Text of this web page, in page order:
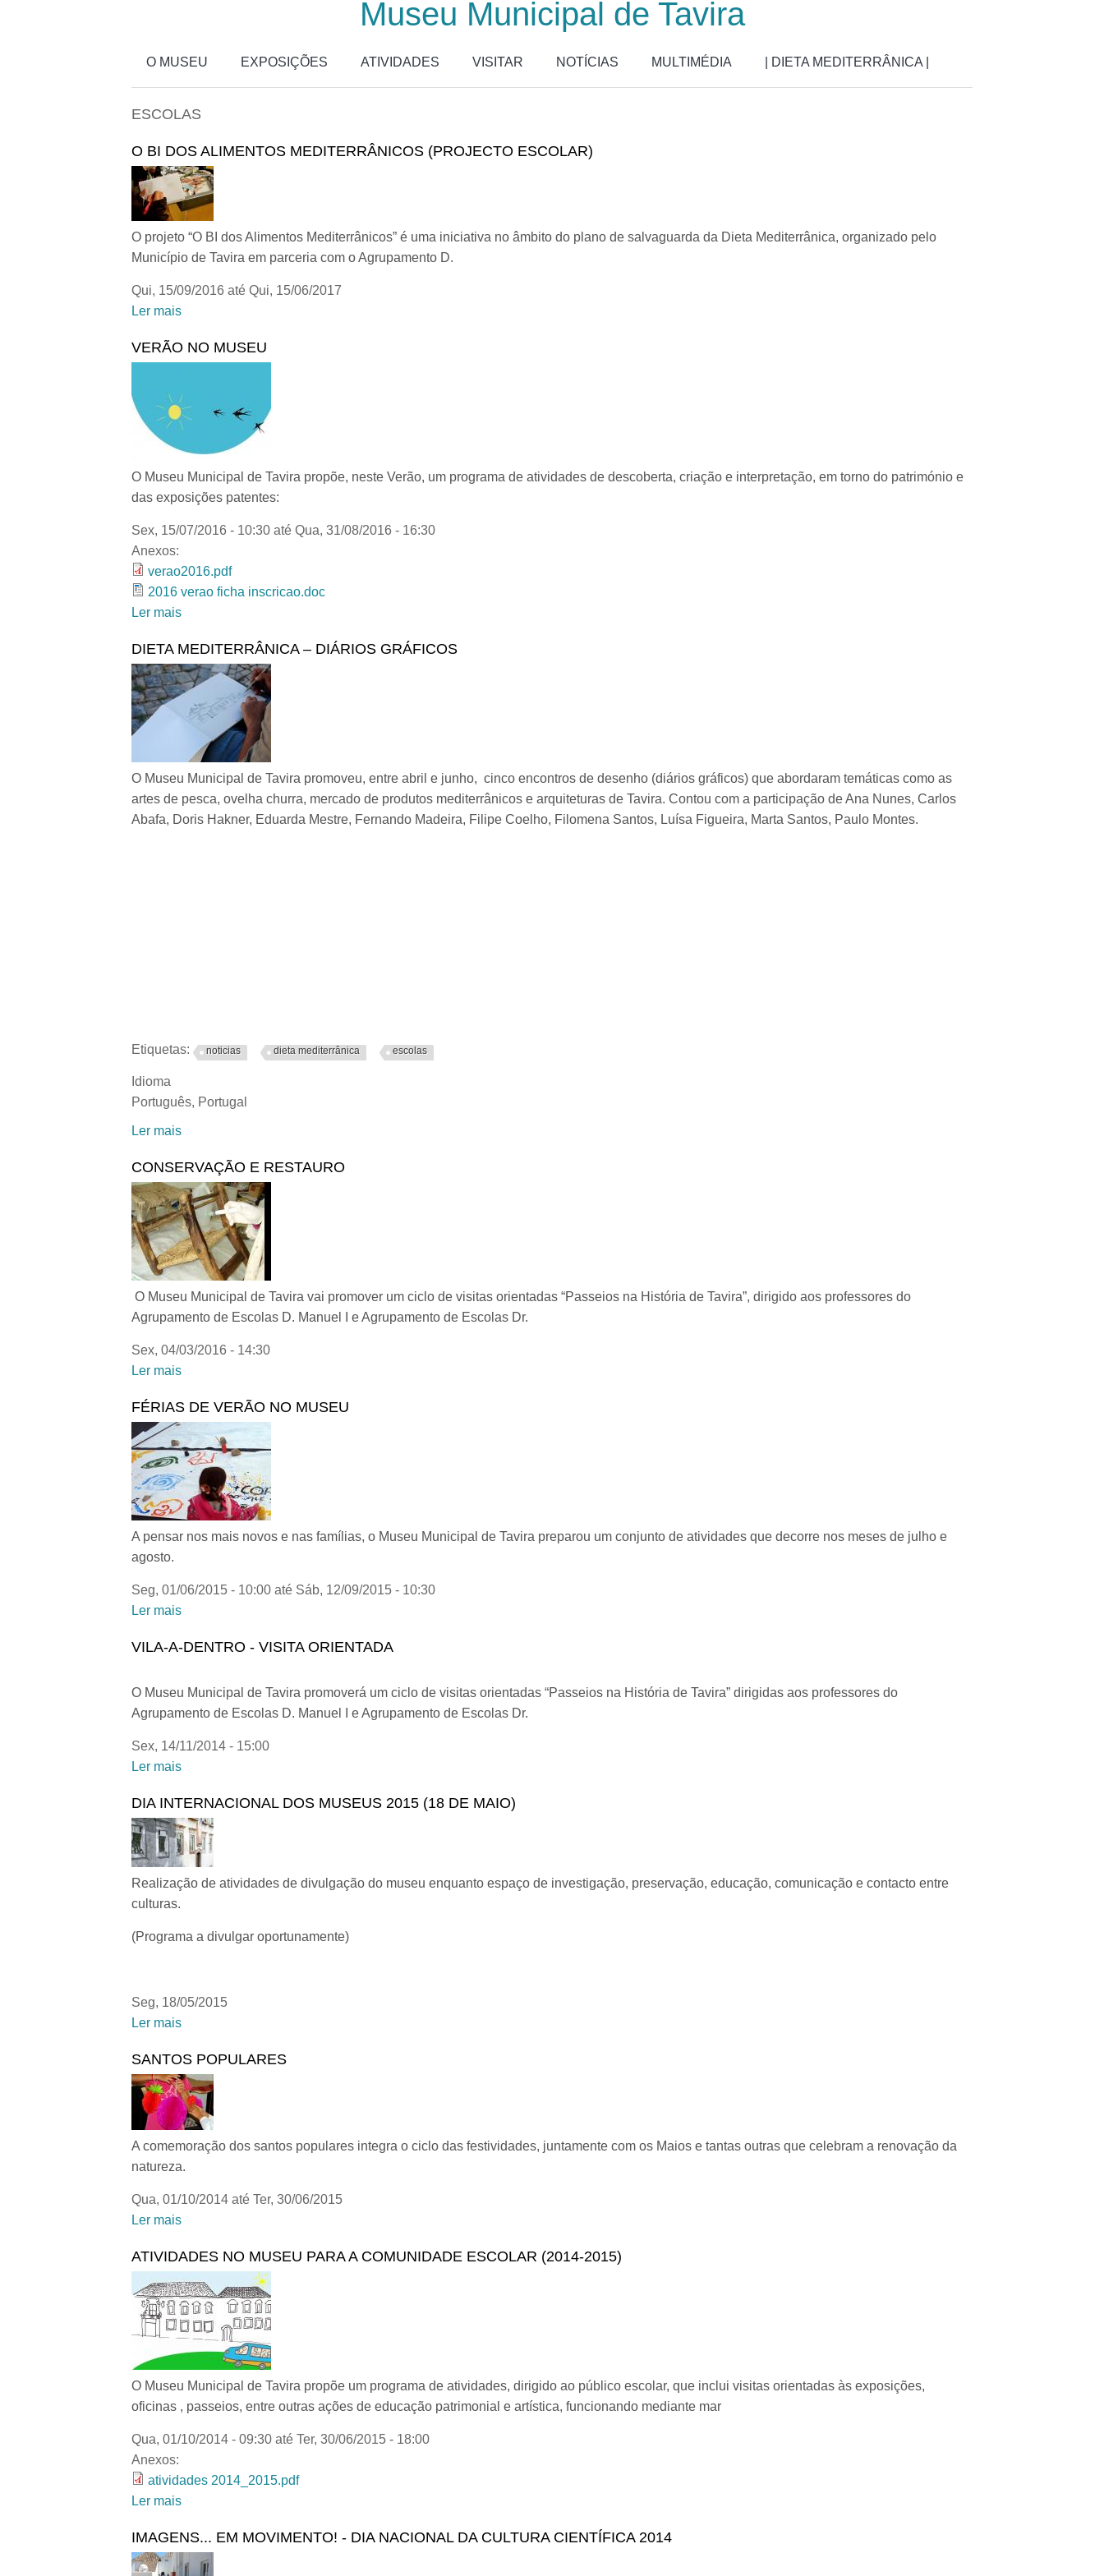
Museu Municipal de Tavira
O MUSEU EXPOSIÇÕES ATIVIDADES VISITAR NOTÍCIAS MULTIMÉDIA | DIETA MEDITERRÂNICA |
ESCOLAS
O BI DOS ALIMENTOS MEDITERRÂNICOS (PROJECTO ESCOLAR)
O projeto “O BI dos Alimentos Mediterrânicos” é uma iniciativa no âmbito do plano de salvaguarda da Dieta Mediterrânica, organizado pelo
Município de Tavira em parceria com o Agrupamento D.
Qui, 15/09/2016 até Qui, 15/06/2017
Ler mais
VERÃO NO MUSEU
O Museu Municipal de Tavira propõe, neste Verão, um programa de atividades de descoberta, criação e interpretação, em torno do património e
das exposições patentes:
Sex, 15/07/2016 - 10:30 até Qua, 31/08/2016 - 16:30
Anexos:
verao2016.pdf
2016 verao ficha inscricao.doc
Ler mais
DIETA MEDITERRÂNICA – DIÁRIOS GRÁFICOS
O Museu Municipal de Tavira promoveu, entre abril e junho, cinco encontros de desenho (diários gráficos) que abordaram temáticas como as
artes de pesca, ovelha churra, mercado de produtos mediterrânicos e arquiteturas de Tavira. Contou com a participação de Ana Nunes, Carlos
Abafa, Doris Hakner, Eduarda Mestre, Fernando Madeira, Filipe Coelho, Filomena Santos, Luísa Figueira, Marta Santos, Paulo Montes.
Etiquetas: noticias dieta mediterrânica escolas
Idioma
Português, Portugal
Ler mais
CONSERVAÇÃO E RESTAURO
O Museu Municipal de Tavira vai promover um ciclo de visitas orientadas “Passeios na História de Tavira”, dirigido aos professores do
Agrupamento de Escolas D. Manuel I e Agrupamento de Escolas Dr.
Sex, 04/03/2016 - 14:30
Ler mais
FÉRIAS DE VERÃO NO MUSEU
A pensar nos mais novos e nas famílias, o Museu Municipal de Tavira preparou um conjunto de atividades que decorre nos meses de julho e
agosto.
Seg, 01/06/2015 - 10:00 até Sáb, 12/09/2015 - 10:30
Ler mais
VILA-A-DENTRO - VISITA ORIENTADA
O Museu Municipal de Tavira promoverá um ciclo de visitas orientadas “Passeios na História de Tavira” dirigidas aos professores do
Agrupamento de Escolas D. Manuel I e Agrupamento de Escolas Dr.
Sex, 14/11/2014 - 15:00
Ler mais
DIA INTERNACIONAL DOS MUSEUS 2015 (18 DE MAIO)
Realização de atividades de divulgação do museu enquanto espaço de investigação, preservação, educação, comunicação e contacto entre
culturas.
(Programa a divulgar oportunamente)
Seg, 18/05/2015
Ler mais
SANTOS POPULARES
A comemoração dos santos populares integra o ciclo das festividades, juntamente com os Maios e tantas outras que celebram a renovação da
natureza.
Qua, 01/10/2014 até Ter, 30/06/2015
Ler mais
ATIVIDADES NO MUSEU PARA A COMUNIDADE ESCOLAR (2014-2015)
O Museu Municipal de Tavira propõe um programa de atividades, dirigido ao público escolar, que inclui visitas orientadas às exposições,
oficinas , passeios, entre outras ações de educação patrimonial e artística, funcionando mediante mar
Qua, 01/10/2014 - 09:30 até Ter, 30/06/2015 - 18:00
Anexos:
atividades 2014_2015.pdf
Ler mais
IMAGENS... EM MOVIMENTO! - DIA NACIONAL DA CULTURA CIENTÍFICA 2014